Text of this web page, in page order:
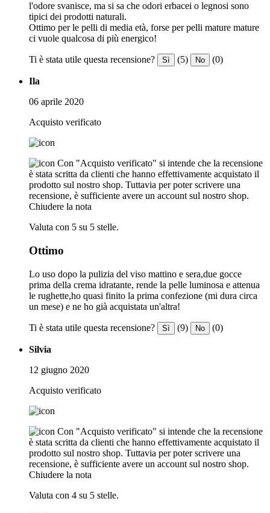
l'odore svanisce, ma si sa che odori erbacei o legnosi sono
tipici dei prodotti naturali.
Ottimo per le pelli di media età, forse per pelli mature mature
ci vuole qualcosa di più energico!
Ti è stata utile questa recensione? Sì (5) No (0)
Ila
06 aprile 2020
Acquisto verificato
Con "Acquisto verificato" si intende che la recensione
è stata scritta da clienti che hanno effettivamente acquistato il
prodotto sul nostro shop. Tuttavia per poter scrivere una
recensione, è sufficiente avere un account sul nostro shop.
Chiudere la nota
Valuta con 5 su 5 stelle.
Ottimo
Lo uso dopo la pulizia del viso mattino e sera,due gocce
prima della crema idratante, rende la pelle luminosa e attenua
le rughette,ho quasi finito la prima confezione (mi dura circa
un mese) e ne ho già acquistata un'altra!
Ti è stata utile questa recensione? Sì (9) No (0)
Silvia
12 giugno 2020
Acquisto verificato
Con "Acquisto verificato" si intende che la recensione
è stata scritta da clienti che hanno effettivamente acquistato il
prodotto sul nostro shop. Tuttavia per poter scrivere una
recensione, è sufficiente avere un account sul nostro shop.
Chiudere la nota
Valuta con 4 su 5 stelle.